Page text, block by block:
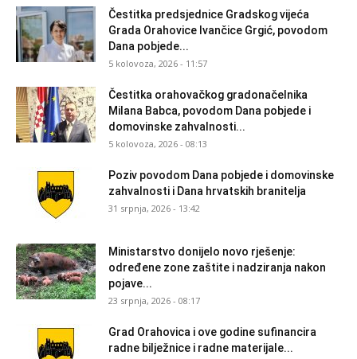
Čestitka predsjednice Gradskog vijeća
Grada Orahovice Ivančice Grgić, povodom
Dana pobjede...
5 kolovoza, 2026 - 11:57
Čestitka orahovačkog gradonačelnika
Milana Babca, povodom Dana pobjede i
domovinske zahvalnosti...
5 kolovoza, 2026 - 08:13
Poziv povodom Dana pobjede i domovinske
zahvalnosti i Dana hrvatskih branitelja
31 srpnja, 2026 - 13:42
Ministarstvo donijelo novo rješenje:
određene zone zaštite i nadziranja nakon
pojave...
23 srpnja, 2026 - 08:17
Grad Orahovica i ove godine sufinancira
radne bilježnice i radne materijale...